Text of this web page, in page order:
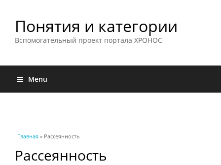
Понятия и категории
Вспомогательный проект портала ХРОНОС
Menu
Вы здесь
Главная » Рассеянность
Рассеянность